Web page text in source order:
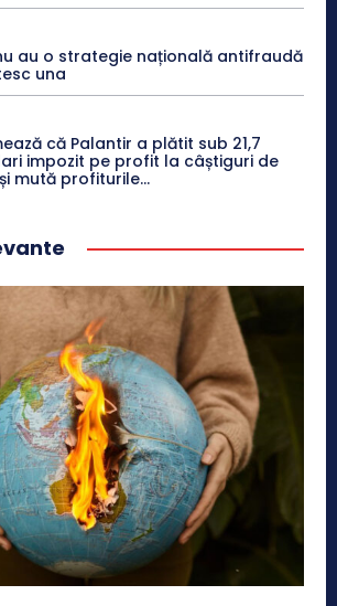
au o strategie națională antifraudă
una
că Palantir a plătit sub 21,7
impozit pe profit la câștiguri de
mută profiturile...